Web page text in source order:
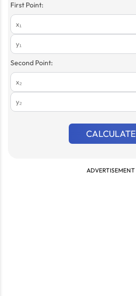
First Point:
Second Point:
CALCULATE
ADVERTISEMENT